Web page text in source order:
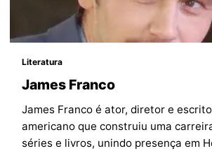
Literatura
James Franco
James Franco é ator, diretor e
americano que construiu uma
séries e livros, unindo presença em